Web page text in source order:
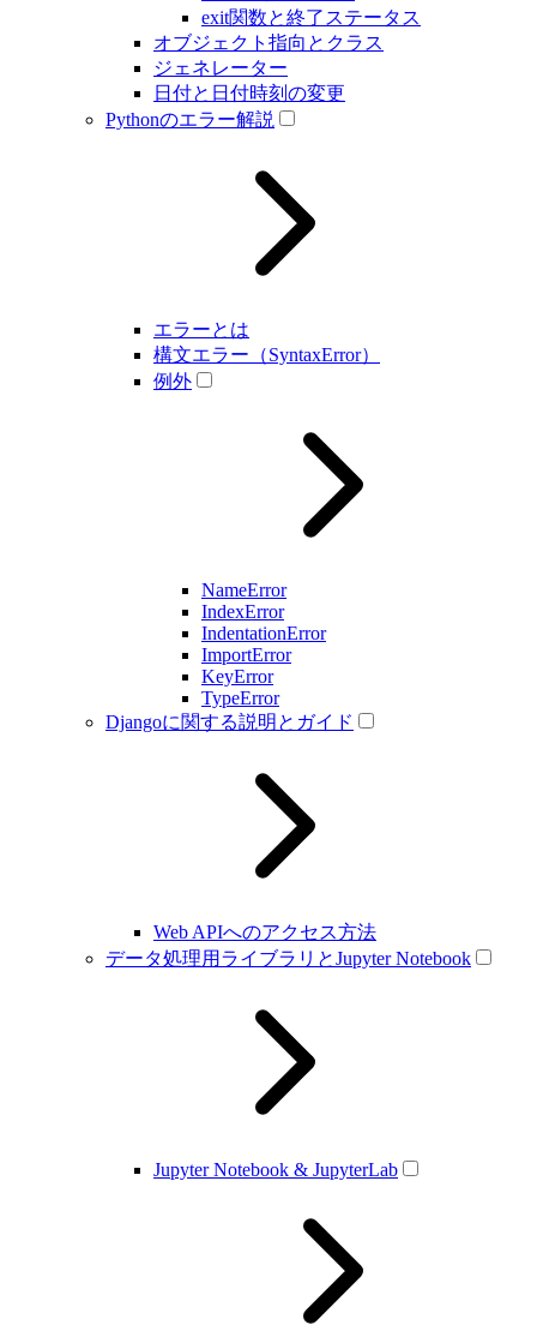
exit関数と終了ステータス
オブジェクト指向とクラス
ジェネレーター
日付と日付時刻の変更
Pythonのエラー解説
エラーとは
構文エラー（SyntaxError）
例外
NameError
IndexError
IndentationError
ImportError
KeyError
TypeError
Djangoに関する説明とガイド
Web APIへのアクセス方法
データ処理用ライブラリとJupyter Notebook
Jupyter Notebook & JupyterLab